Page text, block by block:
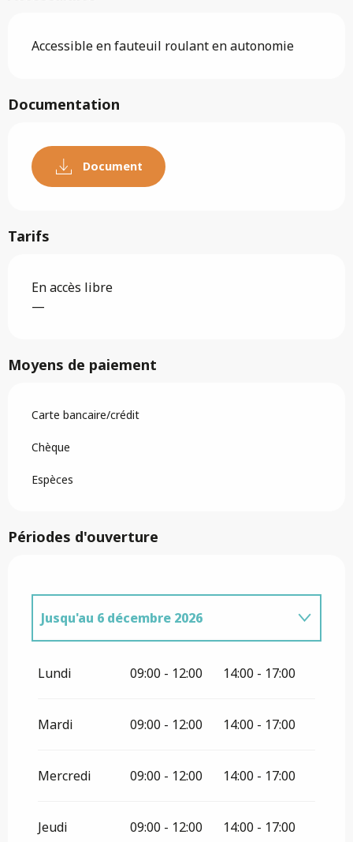
Accessible en fauteuil roulant en autonomie
Documentation
Document
Tarifs
En accès libre
—
Moyens de paiement
Carte bancaire/crédit
Chèque
Espèces
Périodes d'ouverture
Jusqu'au 6 décembre 2026
2026
2026
Lundi 09:00 - 12:00 14:00 - 17:00
Mardi 09:00 - 12:00 14:00 - 17:00
Mercredi 09:00 - 12:00 14:00 - 17:00
Jeudi 09:00 - 12:00 14:00 - 17:00